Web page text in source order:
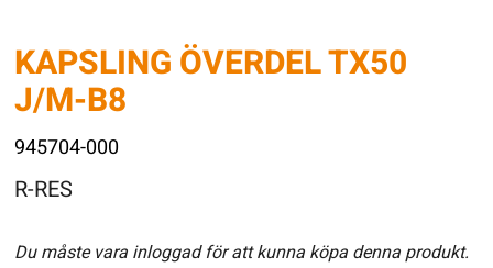
KAPSLING ÖVERDEL TX50
J/M-B8
945704-000
R-RES
Du måste vara inloggad för att kunna köpa denna produkt.